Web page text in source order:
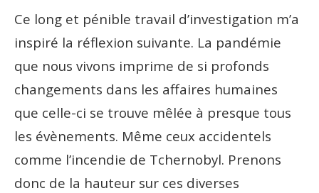
Ce long et pénible travail d’investigation m’a
inspiré la réflexion suivante. La pandémie
que nous vivons imprime de si profonds
changements dans les affaires humaines
que celle-ci se trouve mêlée à presque tous
les évènements. Même ceux accidentels
comme l’incendie de Tchernobyl. Prenons
donc de la hauteur sur ces diverses